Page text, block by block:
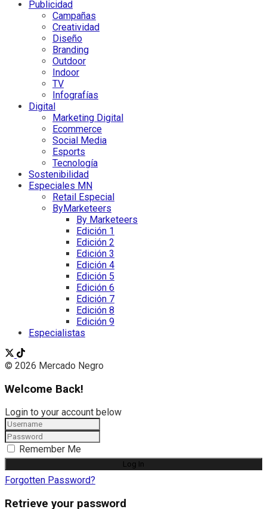
Publicidad
Campañas
Creatividad
Diseño
Branding
Outdoor
Indoor
TV
Infografías
Digital
Marketing Digital
Ecommerce
Social Media
Esports
Tecnología
Sostenibilidad
Especiales MN
Retail Especial
ByMarketeers
By Marketeers
Edición 1
Edición 2
Edición 3
Edición 4
Edición 5
Edición 6
Edición 7
Edición 8
Edición 9
Especialistas
© 2026 Mercado Negro
Welcome Back!
Login to your account below
Remember Me
Forgotten Password?
Retrieve your password